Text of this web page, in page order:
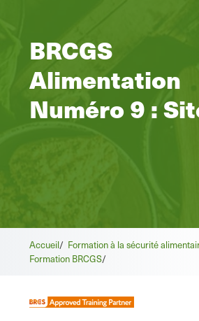
BRCGS
Alimentation
Numéro 9 :
Accueil/ Formation à la sécurité
Formation BRCGS/